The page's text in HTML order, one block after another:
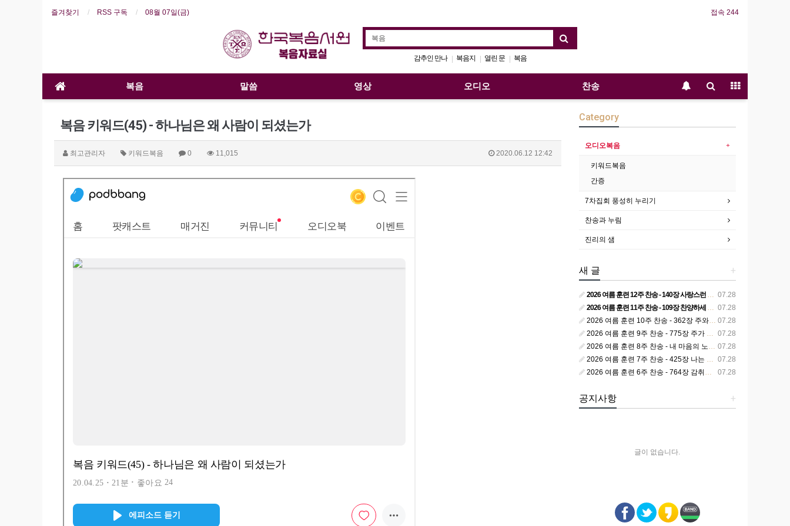
즐겨찾기 RSS 구독 08월 07일(금) 접속 244
감추인 만나 | 복음지 | 열린 문 | 복음
복음 말씀 영상 오디오 찬송
복음 키워드(45) - 하나님은 왜 사람이 되셨는가
최고관리자 키워드복음 0 11,015 2020.06.12 12:42
Category
오디오복음
키워드복음
간증
7차집회 풍성히 누리기
찬송과 누림
진리의 샘
+
새 글
07.28
2026 여름 훈련 12주 찬송 - 140장 사랑스런 나의 신랑
07.28
2026 여름 훈련 11주 찬송 - 109장 찬양하세 주의 승리
07.28
2026 여름 훈련 10주 찬송 - 362장 주와 함께 못 박혀서
07.28
2026 여름 훈련 9주 찬송 - 775장 주가 구속하신 백성
07.28
2026 여름 훈련 8주 찬송 - 내 마음의 노래 393장 참 영광스런 우리 왕
07.28
2026 여름 훈련 7주 찬송 - 425장 나는 피조된 그릇
07.28
2026 여름 훈련 6주 찬송 - 764장 감취었던 비밀 나타났으니
+
공지사항
글이 없습니다.